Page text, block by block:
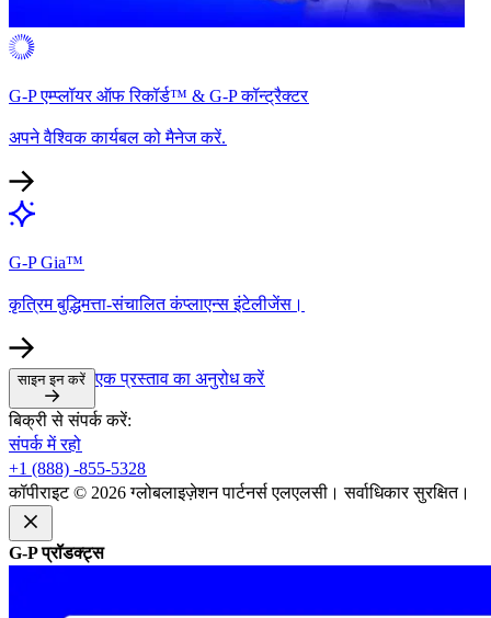
G-P एम्प्लॉयर ऑफ रिकॉर्ड™ & G-P कॉन्ट्रैक्टर​​
अपने वैश्विक कार्यबल को मैनेज करें.​​
G-P Gia™​​
कृत्रिम बुद्धिमत्ता-संचालित कंप्लाएन्स इंटेलीजेंस।​​
साइन इन करें​​ एक प्रस्ताव का अनुरोध करें​​
बिक्री से संपर्क करें:​​
संपर्क में रहो​​
+1 (888) -855-5328​​
कॉपीराइट © 2026 ग्लोबलाइज़ेशन पार्टनर्स एलएलसी। सर्वाधिकार सुरक्षित।​​
G-P प्रॉडक्ट्स​​